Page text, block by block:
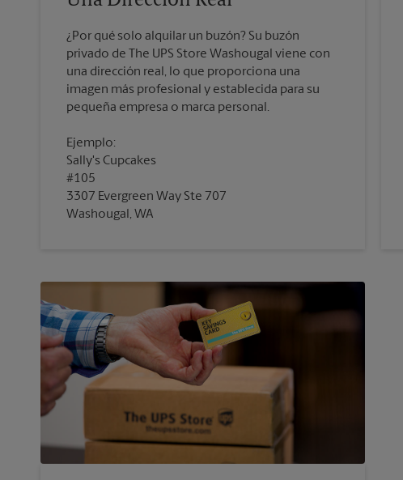
¿Por qué solo alquilar un buzón? Su buzón
privado de The UPS Store Washougal viene con
una dirección real, lo que proporciona una
imagen más profesional y establecida para su
pequeña empresa o marca personal.
Ejemplo:
Sally's Cupcakes
#105
3307 Evergreen Way Ste 707
Washougal, WA